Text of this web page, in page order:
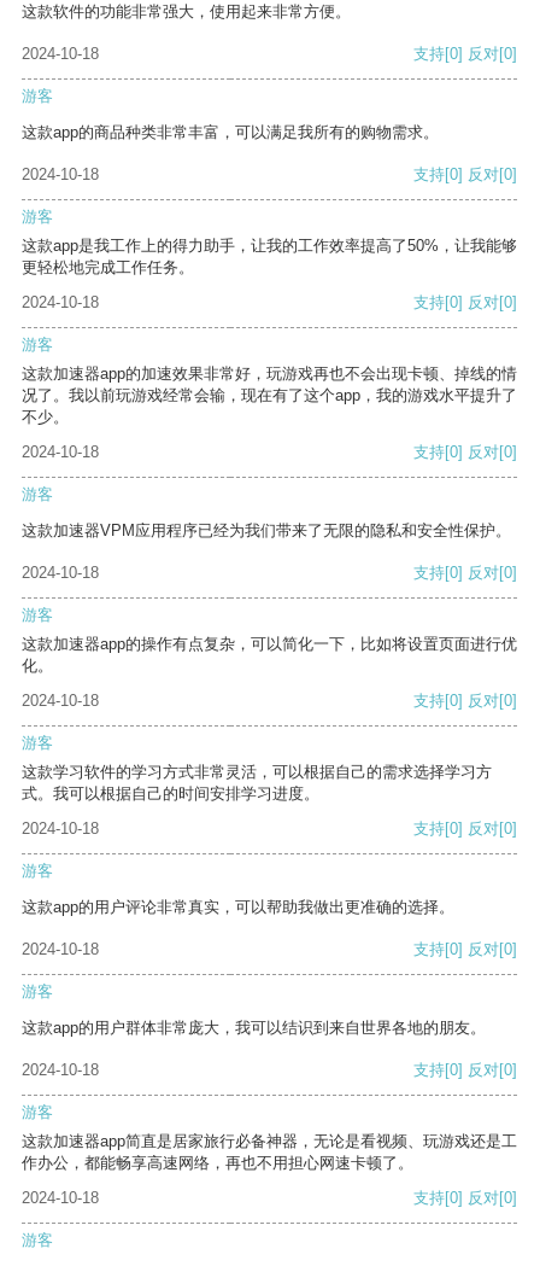
这款软件的功能非常强大，使用起来非常方便。
2024-10-18 支持[0] 反对[0]
游客
这款app的商品种类非常丰富，可以满足我所有的购物需求。
2024-10-18 支持[0] 反对[0]
游客
这款app是我工作上的得力助手，让我的工作效率提高了50%，让我能够
更轻松地完成工作任务。
2024-10-18
支持[0] 反对[0]
游客
这款加速器app的加速效果非常好，玩游戏再也不会出现卡顿、掉线的情
况了。我以前玩游戏经常会输，现在有了这个app，我的游戏水平提升了
不少。
2024-10-18
支持[0] 反对[0]
游客
这款加速器VPM应用程序已经为我们带来了无限的隐私和安全性保护。
2024-10-18 支持[0] 反对[0]
游客
这款加速器app的操作有点复杂，可以简化一下，比如将设置页面进行优
化。
2024-10-18
支持[0] 反对[0]
游客
这款学习软件的学习方式非常灵活，可以根据自己的需求选择学习方
式。我可以根据自己的时间安排学习进度。
2024-10-18
支持[0] 反对[0]
游客
这款app的用户评论非常真实，可以帮助我做出更准确的选择。
2024-10-18 支持[0] 反对[0]
游客
这款app的用户群体非常庞大，我可以结识到来自世界各地的朋友。
2024-10-18 支持[0] 反对[0]
游客
这款加速器app简直是居家旅行必备神器，无论是看视频、玩游戏还是工
作办公，都能畅享高速网络，再也不用担心网速卡顿了。
2024-10-18
支持[0] 反对[0]
游客